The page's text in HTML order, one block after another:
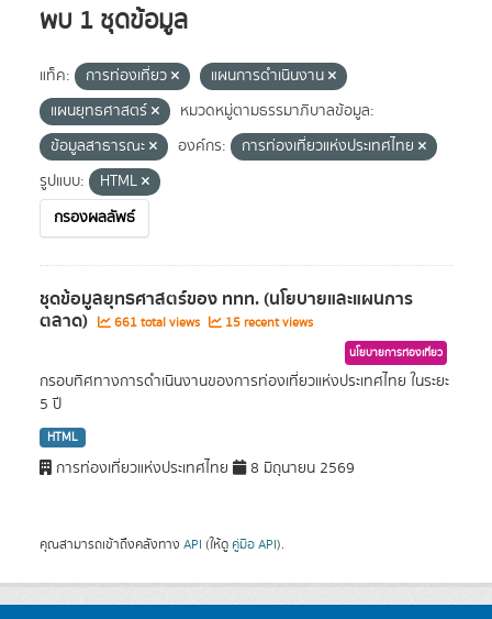
พบ 1 ชุดข้อมูล
แท็ค: การท่องเที่ยว
แผนการดำเนินงาน
แผนยุทธศาสตร์
หมวดหมู่ตามธรรมาภิบาลข้อมูล:
ข้อมูลสาธารณะ
องค์กร:
การท่องเที่ยวแห่งประเทศไทย
รูปแบบ:
HTML
กรองผลลัพธ์
ชุดข้อมูลยุทธศาสตร์ของ ททท. (นโยบายและแผนการ
ตลาด) 661 total views 15 recent views
นโยบายการท่องเที่ยว
กรอบทิศทางการดำเนินงานของการท่องเที่ยวแห่งประเทศไทย ในระยะ
5 ปี
HTML
การท่องเที่ยวแห่งประเทศไทย 8 มิถุนายน 2569
คุณสามารถเข้าถึงคลังทาง API (ให้ดู คู่มือ API).